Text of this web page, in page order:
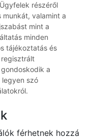
részéről
valamint a
mint a
minden
tájékoztatás és
a
legyen szó
férhetnek hozzá